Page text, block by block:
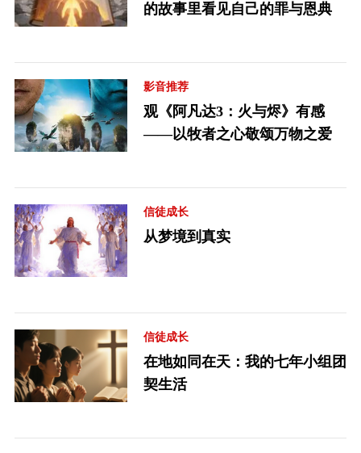
的故事里看见自己的罪与恩典
影音推荐
观《阿凡达3：火与烬》有感
——以牧者之心敬颂万物之爱
信徒成长
从梦境到真实
信徒成长
在地如同在天：我的七年小组团
契生活